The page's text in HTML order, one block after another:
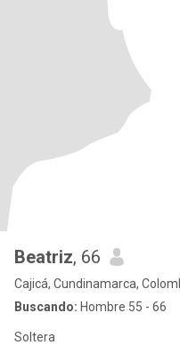
Beatriz, 66
Cajicá, Cundinamarca,
Buscando: Hombre 55 - 66
Soltera